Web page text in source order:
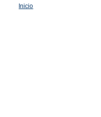
Inicio